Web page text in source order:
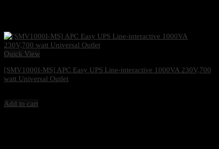
Quick View
[SMV1000I-MS] APC Easy UPS Line-interactive 1000VA 230V,700
watt Universal Outlet
Add to cart